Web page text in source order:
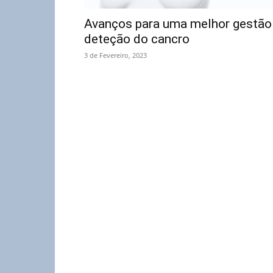
Avanços para uma melhor
deteção do cancro
3 de Fevereiro, 2023